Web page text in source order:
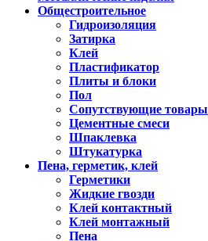
Общестроительное
Гидроизоляция
Затирка
Клей
Пластификатор
Плиты и блоки
Пол
Сопутствующие товары
Цементные смеси
Шпаклевка
Штукатурка
Пена, герметик, клей
Герметики
Жидкие гвозди
Клей контактный
Клей монтажный
Пена